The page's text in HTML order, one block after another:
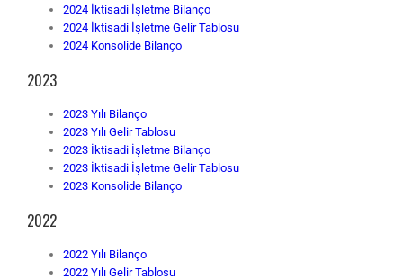
2024 İktisadi İşletme Bilanço
2024 İktisadi İşletme Gelir Tablosu
2024 Konsolide Bilanço
2023
2023 Yılı Bilanço
2023 Yılı Gelir Tablosu
2023 İktisadi İşletme Bilanço
2023 İktisadi İşletme Gelir Tablosu
2023 Konsolide Bilanço
2022
2022 Yılı Bilanço
2022 Yılı Gelir Tablosu